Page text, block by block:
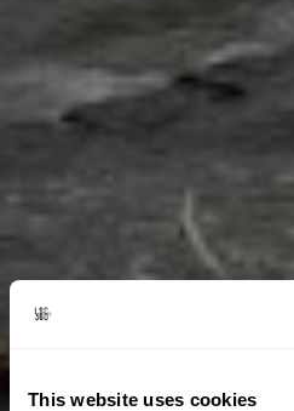
This website uses cookies